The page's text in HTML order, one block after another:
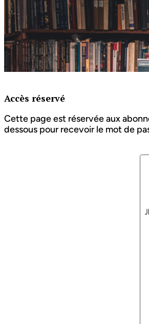
Accès réservé
Cette page est réservée aux
dessous pour recevoir le mot de